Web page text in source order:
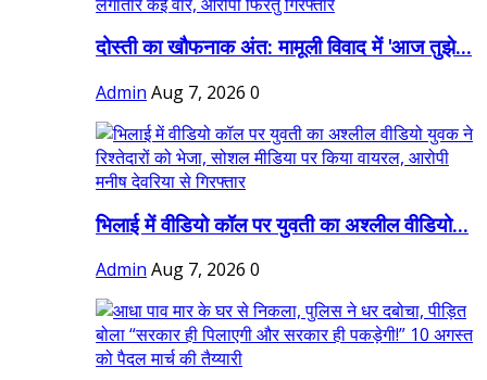
दोस्ती का खौफनाक अंत: मामूली विवाद में 'आज तुझे...
Admin Aug 7, 2026 0
भिलाई में वीडियो कॉल पर युवती का अश्लील वीडियो...
Admin Aug 7, 2026 0